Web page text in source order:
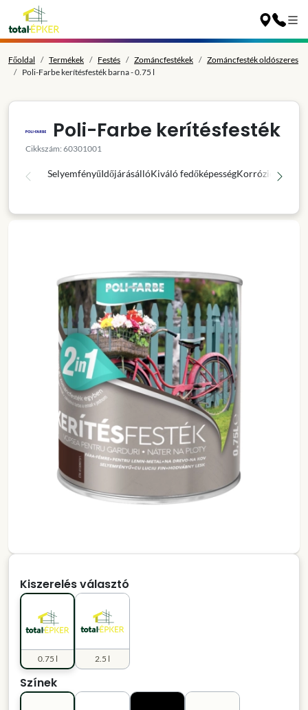
Főoldal Termékek Festés Zománcfestékek
Zománcfesték oldószeres
Poli-Farbe kerítésfesték barna - 0.75 l
Poli-Farbe kerítésfesték
Cikkszám: 60301001
SelyemfényűIdőjárásállóKiváló fedőképességKorróziógátló
Kiszerelés választó
0.75 l 2.5 l
Színek